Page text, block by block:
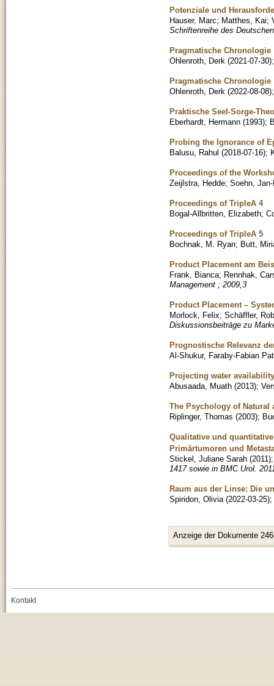
Potenziale und
Hauser, Marc; Matthes, Kai;
Schriftenreihe des
Pragmatische
Ohlenroth, Derk (2021-07-30)
Pragmatische Chronologie
Ohlenroth, Derk (2022-08-08)
Praktische Seel-Sorge-
Eberhardt, Hermann (1993);
Probing the Ignorance of
Balusu, Rahul (2018-07-16);
Proceedings of the
Zeijlstra, Hedde; Soehn,
Proceedings of TripleA 4
Bogal-Allbritten, Elizabeth;
Proceedings of TripleA 5
Bochnak, M. Ryan; Butt,
Product Placement am
Frank, Bianca; Rennhak,
Management ; 2009,3
Product Placement –
Morlock, Felix; Schäffler,
Diskussionsbeiträge zu
Prognostische Relevanz
Al-Shukur, Faraby-Fabian
Projecting water
Abusaada, Muath (2013);
The Psychology of Natural
Riplinger, Thomas (2003);
Qualitative und
Primärtumoren und
Stickel, Juliane Sarah (2011)
1417 sowie in BMC Urol.
Raum aus der Linse: Die
Spiridon, Olivia (2022-03-25);
Anzeige der Dokumente
Kontakt